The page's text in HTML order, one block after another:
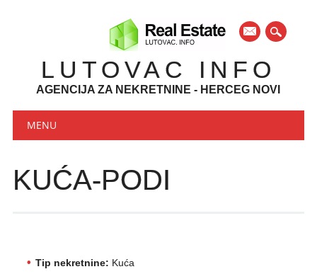
mail
LUTOVAC INFO
AGENCIJA ZA NEKRETNINE - HERCEG NOVI
Main menu
MENU
KUĆA-PODI
Tip nekretnine: Kuća